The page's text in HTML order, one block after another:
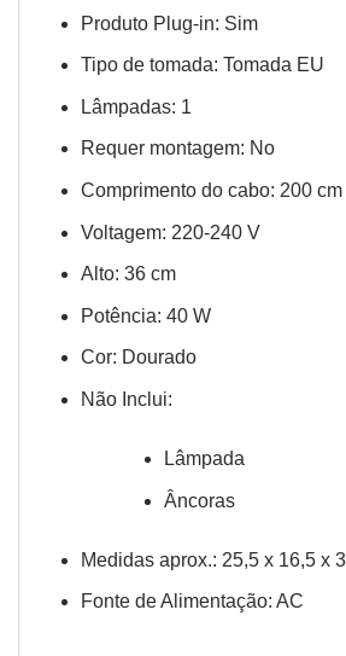
Produto Plug-in: Sim
Tipo de tomada: Tomada EU
Lâmpadas: 1
Requer montagem: No
Comprimento do cabo: 200 cm
Voltagem: 220-240 V
Alto: 36 cm
Potência: 40 W
Cor: Dourado
Não Inclui:
Lâmpada
Âncoras
Medidas aprox.: 25,5 x 16,5 x
Fonte de Alimentação: AC